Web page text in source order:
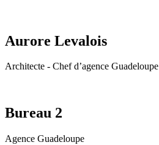
Aurore Levalois
Architecte - Chef d’agence Guadeloupe
Bureau 2
Agence Guadeloupe